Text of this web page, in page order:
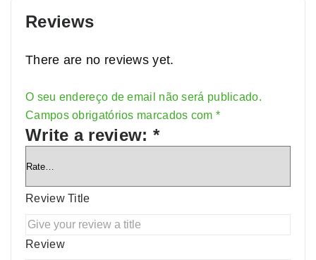
Reviews
There are no reviews yet.
O seu endereço de email não será publicado.
Campos obrigatórios marcados com *
Write a review: *
Review Title
Review
Alternative: